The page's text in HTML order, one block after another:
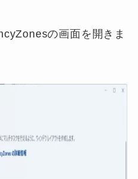
の画面を開きま